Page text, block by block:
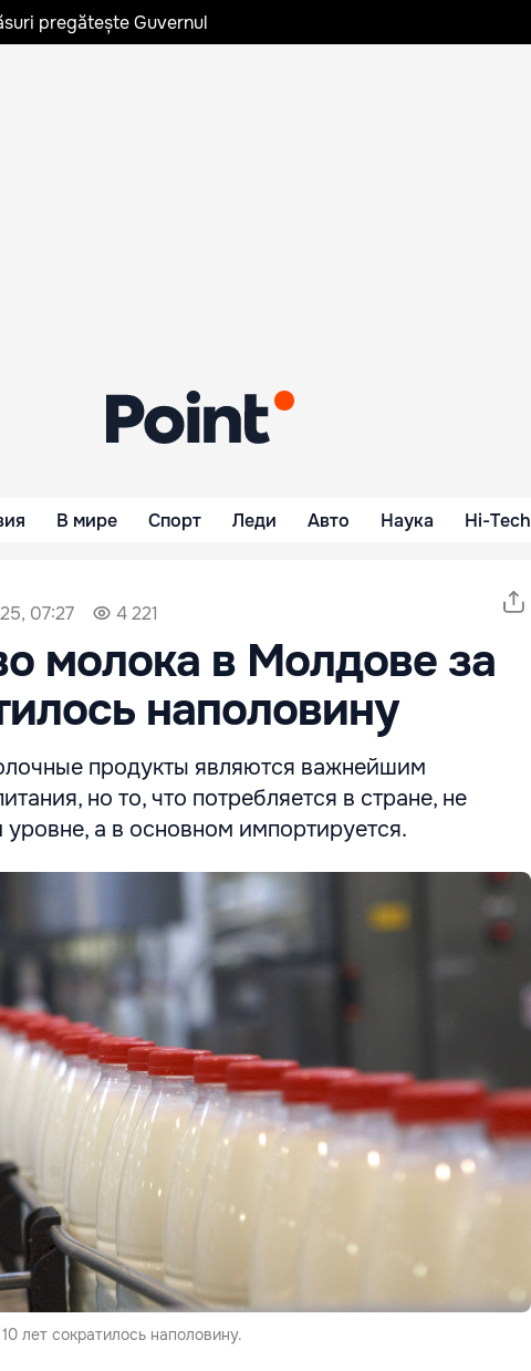
pregătește Guvernul
В мире Спорт Леди Авто Наука Hi-Tech
07:27 4 221
молока в Молдове за
наполовину
продукты являются важнейшим
но то, что потребляется в стране, не
а в основном импортируется.
лет сократилось наполовину.